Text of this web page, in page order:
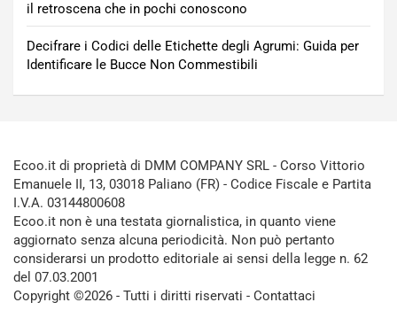
il retroscena che in pochi conoscono
Decifrare i Codici delle Etichette degli Agrumi: Guida per
Identificare le Bucce Non Commestibili
Ecoo.it di proprietà di DMM COMPANY SRL - Corso Vittorio
Emanuele II, 13, 03018 Paliano (FR) - Codice Fiscale e Partita
I.V.A. 03144800608
Ecoo.it non è una testata giornalistica, in quanto viene
aggiornato senza alcuna periodicità. Non può pertanto
considerarsi un prodotto editoriale ai sensi della legge n. 62
del 07.03.2001
Copyright ©2026 - Tutti i diritti riservati - Contattaci